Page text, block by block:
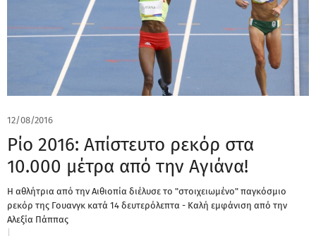
12/08/2016
Ρίο 2016: Απίστευτο ρεκόρ στα
10.000 μέτρα από την Αγιάνα!
Η αθλήτρια από την Αιθιοπία διέλυσε το "στοιχειωμένο" παγκόσμιο
ρεκόρ της Γουανγκ κατά 14 δευτερόλεπτα - Καλή εμφάνιση από την
Αλεξία Πάππας